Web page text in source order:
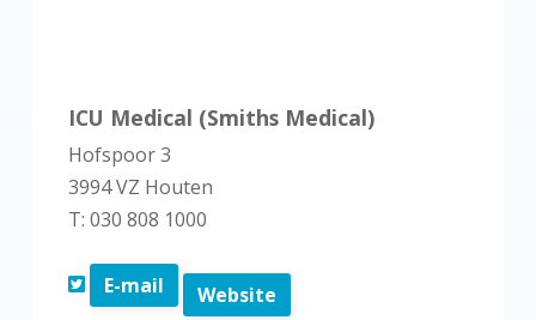
ICU Medical (Smiths Medical)
Hofspoor 3
3994 VZ Houten
T: 030 808 1000
E-mail Website